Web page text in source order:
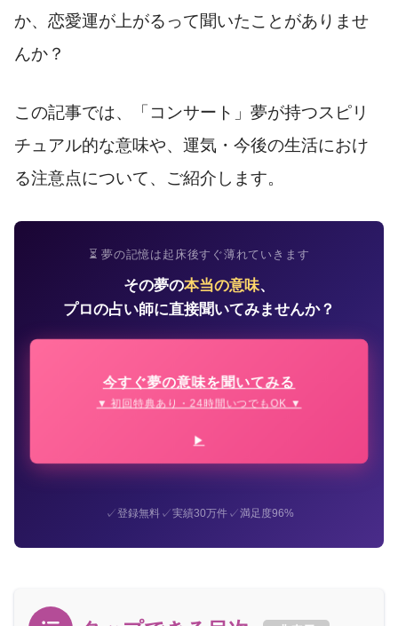
か、恋愛運が上がるって聞いたことがありませ
んか？
この記事では、「コンサート」夢が持つスピリ
チュアル的な意味や、運気・今後の生活におけ
る注意点について、ご紹介します。
⏳ 夢の記憶は起床後すぐ薄れていきます
その夢の本当の意味、
プロの占い師に直接聞いてみませんか？
今すぐ夢の意味を聞いてみる
▼ 初回特典あり・24時間いつでもOK ▼
✓登録無料✓実績30万件✓満足度96%